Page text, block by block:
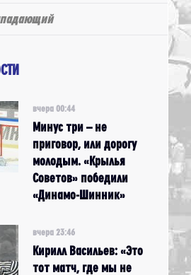
вчера 00:44
Минус три – не
приговор, или дорогу
молодым. «Крылья
Советов» победили
«Динамо-Шинник»
вчера 23:46
Кирилл Васильев: «Это
тот матч, где мы не